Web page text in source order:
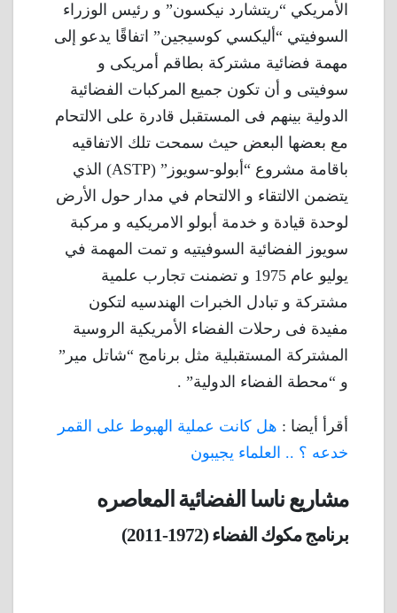
الأمريكي “ريتشارد نيكسون” و رئيس الوزراء
السوفيتي “أليكسي كوسيجين” اتفاقًا يدعو إلى
مهمة فضائية مشتركة بطاقم أمريكى و
سوفيتى و أن تكون جميع المركبات الفضائية
الدولية بينهم فى المستقبل قادرة على الالتحام
مع بعضها البعض حيث سمحت تلك الاتفاقيه
باقامة مشروع “أبولو-سويوز” (ASTP) الذي
يتضمن الالتقاء و الالتحام في مدار حول الأرض
لوحدة قيادة و خدمة أبولو الامريكيه و مركبة
سويوز الفضائية السوفيتيه و تمت المهمة في
يوليو عام 1975 و تضمنت تجارب علمية
مشتركة و تبادل الخبرات الهندسيه لتكون
مفيدة فى رحلات الفضاء الأمريكية الروسية
المشتركة المستقبلية مثل برنامج “شاتل مير”
و “محطة الفضاء الدولية” .
أقرأ أيضا : هل كانت عملية الهبوط على القمر
خدعه ؟ .. العلماء يجيبون
مشاريع ناسا الفضائية المعاصره
برنامج مكوك الفضاء (1972-2011)